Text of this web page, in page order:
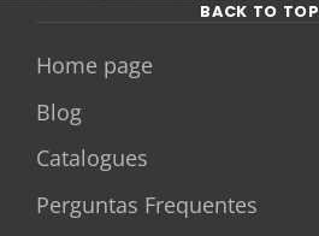
BACK TO TOP
Home page
Blog
Catalogues
Perguntas Frequentes